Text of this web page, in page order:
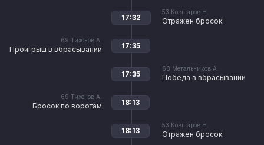
53 Ковшаров Н.
Отражен бросок
17:32
69 Тихонов А.
Проигрыш в вбрасывании 17:35
68 Метальников А.
Победа в вбрасывании
17:35
69 Тихонов А.
Бросок по воротам 18:13
53 Ковшаров Н.
Отражен бросок
18:13